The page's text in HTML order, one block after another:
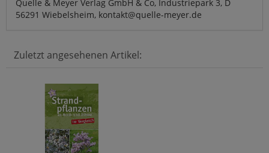
Quelle & Meyer Verlag GmbH & Co, Industriepark 3, D
56291 Wiebelsheim, kontakt@quelle-meyer.de
Zuletzt angesehenen Artikel: